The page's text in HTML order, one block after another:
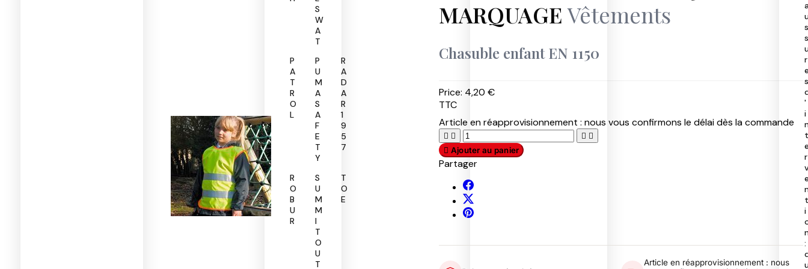
S
W
A
T
P
A
T
R
O
L
P
U
M
A
S
A
F
E
T
Y
R
A
D
A
R
1
9
5
7
R
O
B
U
R
S
U
M
M
I
T
O
U
T
T
O
E
s
s
r
s
'
i
t
r
t
i
:
MARQUAGE Vêtements
Chasuble enfant EN 1150
Price: 4,20 €
TTC
Article en réapprovisionnement : nous vous confirmons le délai dès la commande
   
 Ajouter au panier
Partager
Article en réapprovisionnement : nous